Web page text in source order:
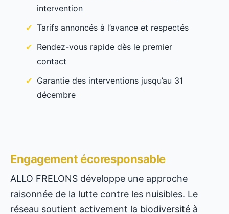
intervention
Tarifs annoncés à l’avance et respectés
Rendez-vous rapide dès le premier
contact
Garantie des interventions jusqu’au 31
décembre
Engagement écoresponsable
ALLO FRELONS développe une approche
raisonnée de la lutte contre les nuisibles. Le
réseau soutient activement la biodiversité à